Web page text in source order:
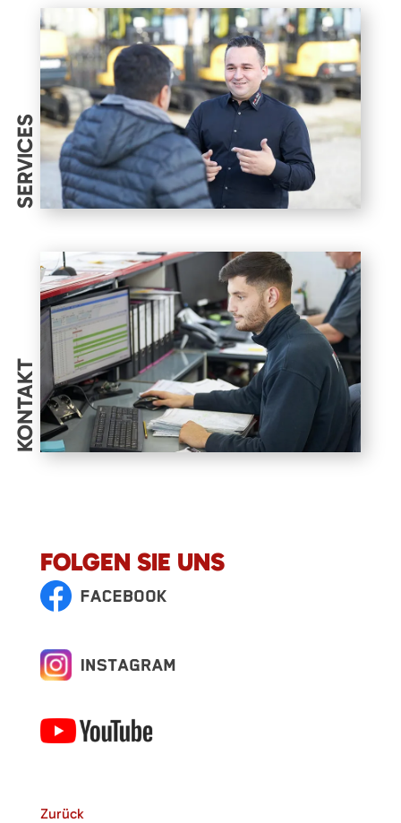
SERVICES
KONTAKT
FOLGEN SIE UNS
Zurück